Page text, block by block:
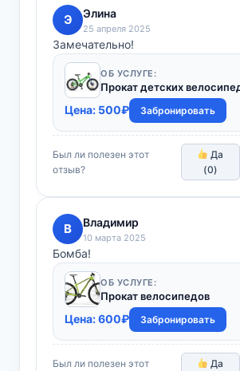
Э Элина
25 апреля 2025
Замечательно!
ОБ УСЛУГЕ:
Прокат детских
Цена: 500₽ Забронировать
Был ли полезен этот
отзыв?
Да
(0)
В Владимир
10 марта 2025
Бомба!
ОБ УСЛУГЕ:
Прокат велосипедов
Цена:600₽ Забронировать
Был ли полезен этот
Да